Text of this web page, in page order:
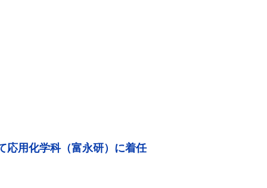
応用化学科（富永研）に着任